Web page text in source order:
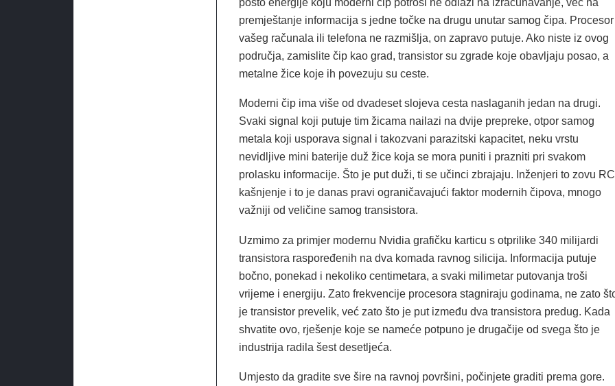
premještanje informacija s jedne točke na drugu unutar samog čipa. Procesor
vašeg računala ili telefona ne razmišlja, on zapravo putuje. Ako niste iz ovog
područja, zamislite čip kao grad, transistor su zgrade koje obavljaju posao, a
metalne žice koje ih povezuju su ceste.
Moderni čip ima više od dvadeset slojeva cesta naslaganih jedan na drugi.
Svaki signal koji putuje tim žicama nailazi na dvije prepreke, otpor samog
metala koji usporava signal i takozvani parazitski kapacitet, neku vrstu
nevidljive mini baterije duž žice koja se mora puniti i prazniti pri svakom
prolasku informacije. Što je put duži, ti se učinci zbrajaju. Inženjeri to zovu RC
kašnjenje i to je danas pravi ograničavajući faktor modernih čipova, mnogo
važniji od veličine samog transistora.
Uzmimo za primjer modernu Nvidia grafičku karticu s otprilike 340 milijardi
transistora raspoređenih na dva komada ravnog silicija. Informacija putuje
bočno, ponekad i nekoliko centimetara, a svaki milimetar putovanja troši
vrijeme i energiju. Zato frekvencije procesora stagniraju godinama, ne zato
je transistor prevelik, već zato što je put između dva transistora predug. Kada
shvatite ovo, rješenje koje se nameće potpuno je drugačije od svega što je
industrija radila šest desetljeća.
Umjesto da gradite sve šire na ravnoj površini, počinjete graditi prema gore.